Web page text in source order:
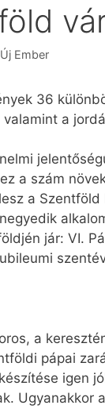
Új Ember
36
a
a szám
a
jár: VI.
a
pápai
igen
Ugyanakkor